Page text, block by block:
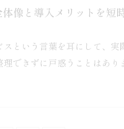
像と導入メリットを短
という言葉を耳にして、
理できずに戸惑うことはあ